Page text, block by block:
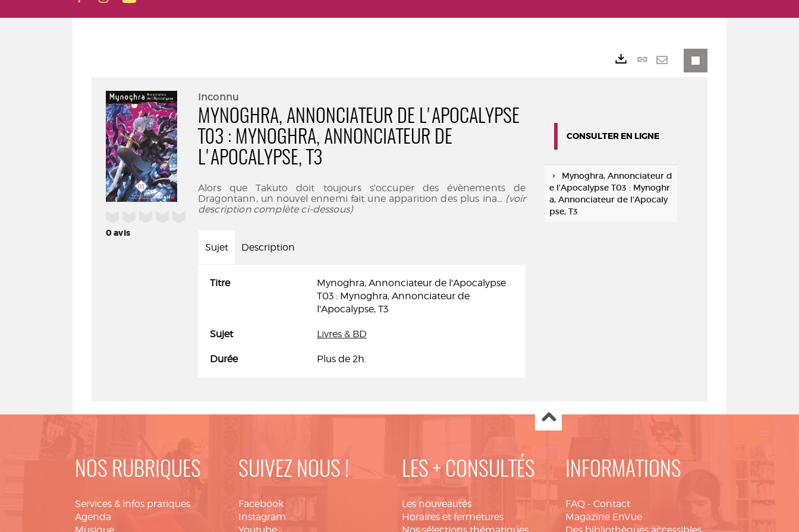
0avis
Inconnu
MYNOGHRA, ANNONCIATEUR DE L'APOCALYPSE
T03 : MYNOGHRA, ANNONCIATEUR DE
L'APOCALYPSE, T3
Alors que Takuto doit toujours s'occuper des évènements de
Dragontann, un nouvel ennemi fait une apparition des plus ina... (voir
description complète ci-dessous)
Sujet Description
Titre
Mynoghra, Annonciateur de l'Apocalypse
T03 : Mynoghra, Annonciateur de
l'Apocalypse, T3
Sujet Livres & BD
Durée Plus de 2h.
Lien
CONSULTER EN LIGNE
Mynoghra, Annonciateur d
e l'Apocalypse T03 : Mynoghr
a, Annonciateur de l'Apocaly
pse, T3
NOS RUBRIQUES
Services & infos pratiques
Agenda
SUIVEZ NOUS !
Facebook
Instagram
LES + CONSULTÉS
Les nouveautés
Horaires et fermetures
INFORMATIONS
FAQ - Contact
Magazine EnVue